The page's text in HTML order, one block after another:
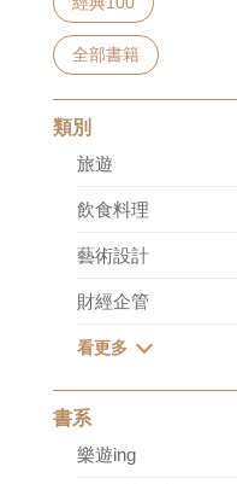
全部書籍
類別
旅遊
飲食料理
藝術設計
財經企管
書系
樂遊ing